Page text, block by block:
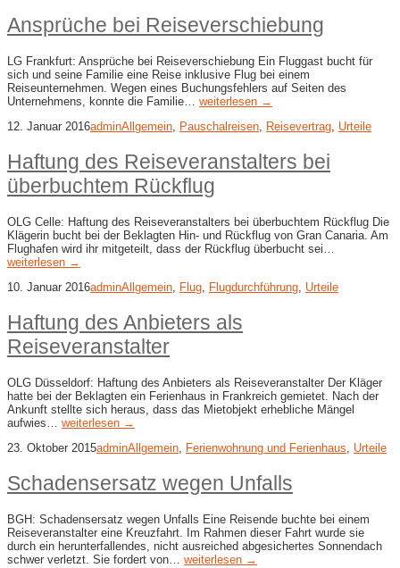
Ansprüche bei Reiseverschiebung
LG Frankfurt: Ansprüche bei Reiseverschiebung Ein Fluggast bucht für
sich und seine Familie eine Reise inklusive Flug bei einem
Reiseunternehmen. Wegen eines Buchungsfehlers auf Seiten des
Unternehmens, konnte die Familie… weiterlesen →
12. Januar 2016adminAllgemein Pauschalreisen Reisevertrag Urteile
Haftung des Reiseveranstalters bei
überbuchtem Rückflug
OLG Celle: Haftung des Reiseveranstalters bei überbuchtem Rückflug Die
Klägerin bucht bei der Beklagten Hin- und Rückflug von Gran Canaria. Am
Flughafen wird ihr mitgeteilt, dass der Rückflug überbucht sei…
weiterlesen →
10. Januar 2016adminAllgemein, Flug, Flugdurchführung, Urteile
Haftung des Anbieters als
Reiseveranstalter
OLG Düsseldorf: Haftung des Anbieters als Reiseveranstalter Der Kläger
hatte bei der Beklagten ein Ferienhaus in Frankreich gemietet. Nach der
Ankunft stellte sich heraus, dass das Mietobjekt erhebliche Mängel
aufwies… weiterlesen →
23. Oktober 2015adminAllgemein, Ferienwohnung und Ferienhaus, Urteile
Schadensersatz wegen Unfalls
BGH: Schadensersatz wegen Unfalls Eine Reisende buchte bei einem
Reiseveranstalter eine Kreuzfahrt. Im Rahmen dieser Fahrt wurde sie
durch ein herunterfallendes, nicht ausreiched abgesichertes Sonnendach
schwer verletzt. Sie fordert von… weiterlesen →